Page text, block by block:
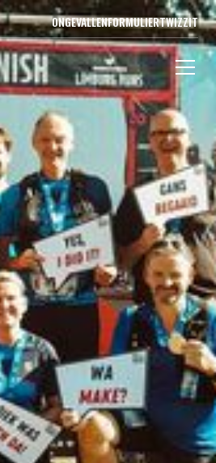
ONGEVALLENFORMULIERTWIZZIT